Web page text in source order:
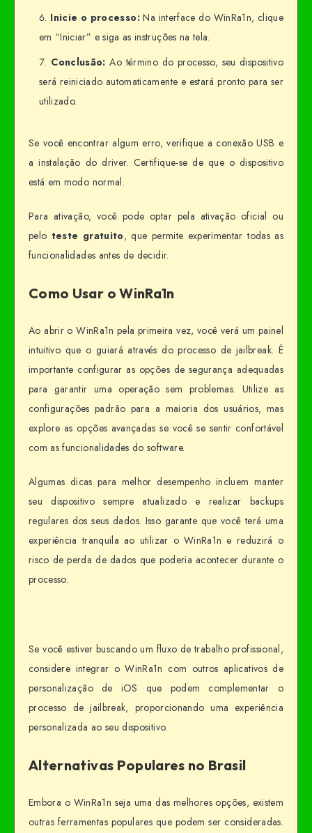
Inicie o processo:Na interface do WinRa1n, clique
em “Iniciar” e siga as instruções na tela.
Conclusão: Ao término do processo, seu dispositivo
será reiniciado automaticamente e estará pronto para ser
utilizado.
Se você encontrar algum erro, verifique a conexão USB e
a instalação do driver. Certifique-se de que o dispositivo
está em modo normal.
Para ativação, você pode optar pela ativação oficial ou
pelo teste gratuito, que permite experimentar todas as
funcionalidades antes de decidir.
Como Usar o WinRa1n
Ao abrir o WinRa1n pela primeira vez, você verá um painel
intuitivo que o guiará através do processo de jailbreak. É
importante configurar as opções de segurança adequadas
para garantir uma operação sem problemas. Utilize as
configurações padrão para a maioria dos usuários, mas
explore as opções avançadas se você se sentir confortável
com as funcionalidades do software.
Algumas dicas para melhor desempenho incluem manter
seu dispositivo sempre atualizado e realizar backups
regulares dos seus dados. Isso garante que você terá uma
experiência tranquila ao utilizar o WinRa1n e reduzirá o
risco de perda de dados que poderia acontecer durante o
processo.
Se você estiver buscando um fluxo de trabalho profissional,
considere integrar o WinRa1n com outros aplicativos de
personalização de iOS que podem complementar o
processo de jailbreak, proporcionando uma experiência
personalizada ao seu dispositivo.
Alternativas Populares no Brasil
Embora o WinRa1n seja uma das melhores opções, existem
outras ferramentas populares que podem ser consideradas.